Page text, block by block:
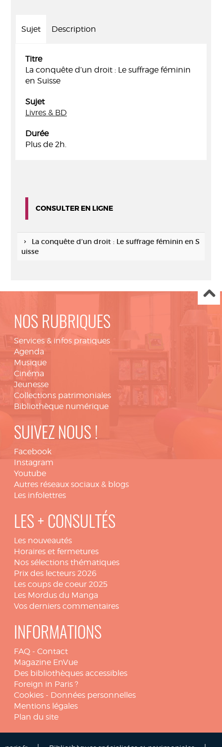
Sujet Description
Titre
La conquête d’un droit : Le suffrage féminin
en Suisse
Sujet
Livres & BD
Durée
Plus de 2h.
CONSULTER EN LIGNE
La conquête d’un droit : Le suffrage féminin en S
uisse
NOS RUBRIQUES
Services & infos pratiques
Agenda
Musique
Cinéma
Jeunesse
Collections patrimoniales
Bibliothèque numérique
SUIVEZ NOUS !
Facebook
Instagram
Youtube
Autres réseaux sociaux & blogs
Les infolettres
LES + CONSULTÉS
Les nouveautés
Horaires et fermetures
Nos sélections thématiques
Prix des lecteurs 2026
Les coups de coeur 2025
Les Mordus du Manga
Vos derniers commentaires
INFORMATIONS
FAQ - Contact
Magazine EnVue
Des bibliothèques accessibles
Foreign in Paris ?
Cookies - Données personnelles
Mentions légales
Plan du site